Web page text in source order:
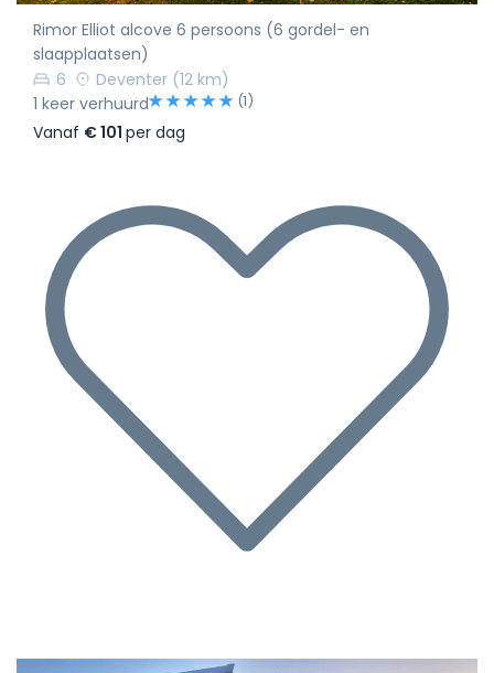
Rimor Elliot alcove 6 persoons (6 gordel- en
slaapplaatsen)
6
Deventer (12 km)
1 keer verhuurd
(1)
Vanaf € 101 per dag